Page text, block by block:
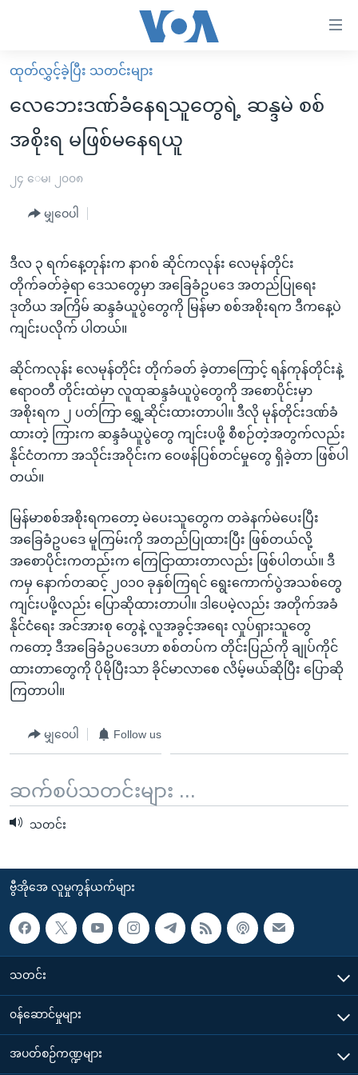
လွယ်ကူ
စေ
သည့်
များ
သို့
ကျော်
ကြည့်
ရန်
ပင်မ
ညွန်း
စာမျက်နှာ
ကျော်
ကြည့်
ရှာဖွေ
ရန်
နေရာ
သို့
ကျော်
ရန်
မူလစာမျက်နှာ
မြန်မာ
ကမ္ဘာ့သတင်းများ
အစ္စရေး-ပါလက်စတိုင်း
ရပ်ဝန်းတခု လမ်းတခု အလွန်
အင်္ဂလိပ်စာလေ့လာမယ်
အမေရိကန်သုံးအီဒီယံ
မကြေးမုံရဲ့ အင်္ဂလိပ်စာ
ရုပ်ရှင်ထဲက အင်္ဂလိပ်စာ
သုတပဒေသာ အင်္ဂလိပ်စာ
အပတ်စဉ်ကဏ္ဍများ
ရေဒီယို
တီဗွီ
ရေဒီယိုနှင့်ရုပ်သံ အချက်အလက်များ
ရေဒီယို/တီဗွီအစီအစဉ်
Learning English
ဗွီအိုအေ လူမှုကွန်ယက်များ
ထုတ်လွှင့်ခဲ့ပြီး သတင်းများ
လေဘေးဒဏ်ခံနေရသူတွေရဲ့ ဆန္ဒမဲ စစ်
အစိုးရ မဖြစ်မနေရယူ
၂၄ ေမ၊ ၂၀၀၈
မျှဝေပါ
ဒီလ ၃ ရက်နေ့တုန်းက နာဂစ် ဆိုင်ကလုန်း လေမုန်တိုင်း
တိုက်ခတ်ခဲ့ရာ ဒေသတွေမှာ အခြေခံဥပဒေ အတည်ပြုရေး
ဒုတိယ အကြိမ် ဆန္ဒခံယူပွဲတွေကို မြန်မာ စစ်အစိုးရက ဒီကနေ့ပဲ
ကျင်းပလိုက် ပါတယ်။
ဆိုင်ကလုန်း လေမုန်တိုင်း တိုက်ခတ် ခဲ့တာကြောင့် ရန်ကုန်တိုင်းနဲ့
ဧရာဝတီ တိုင်းထဲမှာ လူထုဆန္ဒခံယူပွဲတွေကို အစောပိုင်းမှာ
အစိုးရက ၂ ပတ်ကြာ ရွှေ့ဆိုင်းထားတာပါ။ ဒီလို မုန်တိုင်းဒဏ်ခံ
ထားတဲ့ ကြားက ဆန္ဒခံယူပွဲတွေ ကျင်းပဖို့ စီစဉ်တဲ့အတွက်လည်း
နိုင်ငံတကာ အသိုင်းအဝိုင်းက ဝေဖန်ပြစ်တင်မှုတွေ ရှိခဲ့တာ ဖြစ်ပါ
တယ်။
မြန်မာစစ်အစိုးရကတော့ မဲပေးသူတွေက တခဲနက်မဲပေးပြီး
အခြေခံဥပဒေ မူကြမ်းကို အတည်ပြုထားပြီး ဖြစ်တယ်လို့
အစောပိုင်းကတည်းက ကြေငြာထားတာလည်း ဖြစ်ပါတယ်။ ဒီ
ကမှ နောက်တဆင့် ၂၀၁၀ ခုနှစ်ကြရင် ရွေးကောက်ပွဲအသစ်တွေ
ကျင်းပဖို့လည်း ပြောဆိုထားတာပါ။ ဒါပေမဲ့လည်း အတိုက်အခံ
နိုင်ငံရေး အင်အားစု တွေနဲ့ လူအခွင့်အရေး လှုပ်ရှားသူတွေ
ကတော့ ဒီအခြေခံဥပဒေဟာ စစ်တပ်က တိုင်းပြည်ကို ချုပ်ကိုင်
ထားတာတွေကို ပိုမိုပြီးသာ ခိုင်မာလာစေ လိမ့်မယ်ဆိုပြီး ပြောဆို
ကြတာပါ။
မျှဝေပါ Follow us
ဆက်စပ်သတင်းများ ...
သတင်း
ဗွီအိုအေ လူမှုကွန်ယက်များ
သတင်း
၀န်ဆောင်မှုများ
အပတ်စဉ်ကဏ္ဍများ